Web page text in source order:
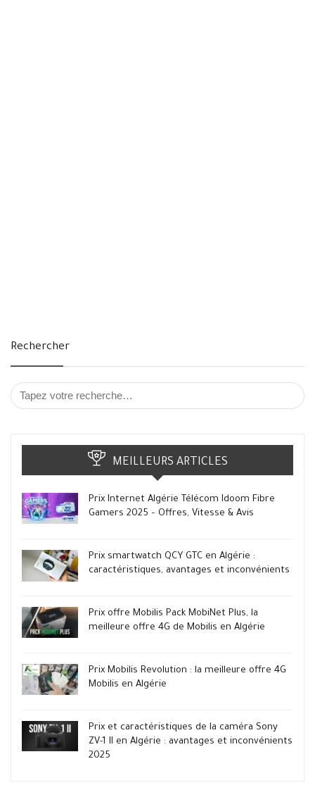
Rechercher
MEILLEURS ARTICLES
Prix Internet Algérie Télécom Idoom Fibre
Gamers 2025 – Offres, Vitesse & Avis
Prix smartwatch QCY GTC en Algérie :
caractéristiques, avantages et inconvénients
Prix offre Mobilis Pack MobiNet Plus, la
meilleure offre 4G de Mobilis en Algérie
Prix Mobilis Revolution : la meilleure offre 4G
Mobilis en Algérie
Prix et caractéristiques de la caméra Sony
ZV-1 II en Algérie : avantages et inconvénients
2025